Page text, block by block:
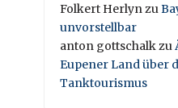
Folkert Herlynzu
unvorstellbar
anton gottschalkzu
Eupener Land über
Tanktourismus